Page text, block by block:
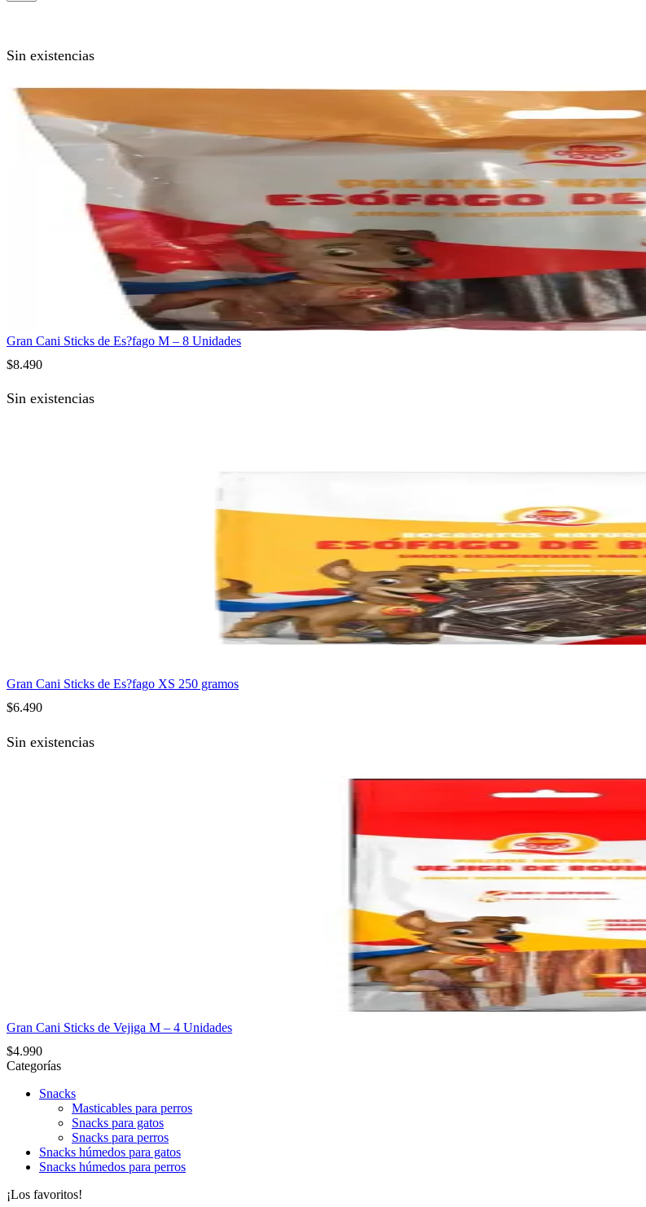
Sin existencias
Gran Cani Sticks de Es?fago M – 8 Unidades
$8.490
Sin existencias
Gran Cani Sticks de Es?fago XS 250 gramos
$6.490
Sin existencias
Gran Cani Sticks de Vejiga M – 4 Unidades
$4.990
Categorías
Snacks
Masticables para perros
Snacks para gatos
Snacks para perros
Snacks húmedos para gatos
Snacks húmedos para perros
¡Los favoritos!